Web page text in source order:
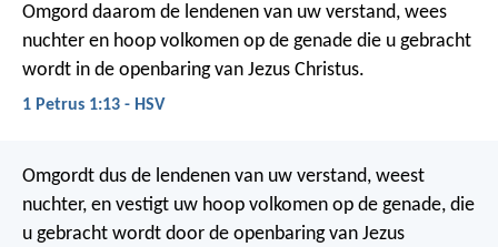
Omgord daarom de lendenen van uw verstand, wees
nuchter en hoop volkomen op de genade die u gebracht
wordt in de openbaring van Jezus Christus.
1 Petrus 1:13 - HSV
Omgordt dus de lendenen van uw verstand, weest
nuchter, en vestigt uw hoop volkomen op de genade, die
u gebracht wordt door de openbaring van Jezus